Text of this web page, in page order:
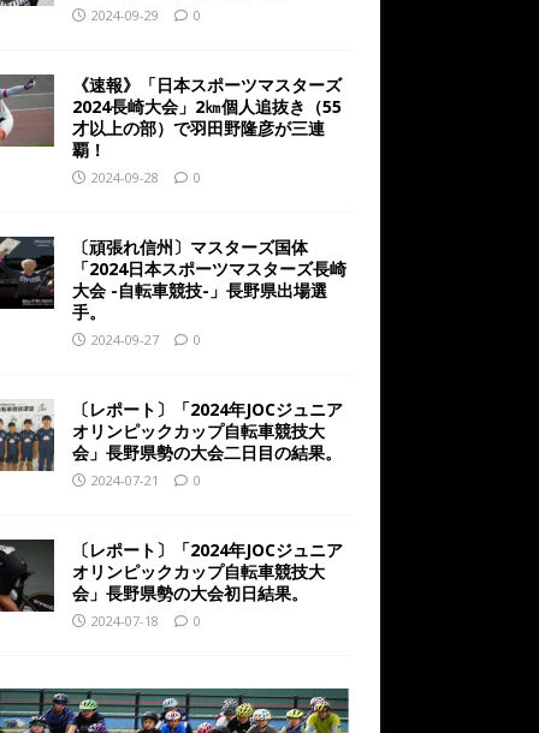
2024-09-29 0
《速報》「日本スポーツマスターズ
2024長崎大会」2㎞個人追抜き（55
才以上の部）で羽田野隆彦が三連
覇！
2024-09-28 0
〔頑張れ信州〕マスターズ国体
「2024日本スポーツマスターズ長崎
大会 -自転車競技-」長野県出場選
手。
2024-09-27 0
〔レポート〕「2024年JOCジュニア
オリンピックカップ自転車競技大
会」長野県勢の大会二日目の結果。
2024-07-21 0
〔レポート〕「2024年JOCジュニア
オリンピックカップ自転車競技大
会」長野県勢の大会初日結果。
2024-07-18 0